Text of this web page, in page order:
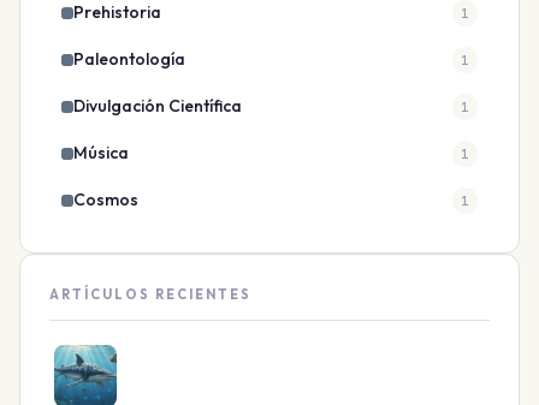
Prehistoria 1
Paleontología 1
Divulgación Científica 1
Música 1
Cosmos 1
ARTÍCULOS RECIENTES